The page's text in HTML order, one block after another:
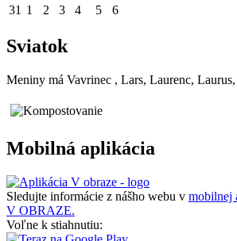
31 1 2 3 4 5 6
Sviatok
Meniny má Vavrinec , Lars, Laurenc,
Mobilná aplikácia
Sledujte informácie z nášho webu v mobilnej
V OBRAZE.
Voľne k stiahnutiu: